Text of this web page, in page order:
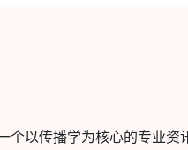
个以传播学为核心的专业资